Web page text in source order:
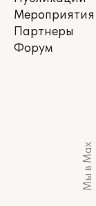
Мероприятия
Партнеры
Форум
Мы в Max